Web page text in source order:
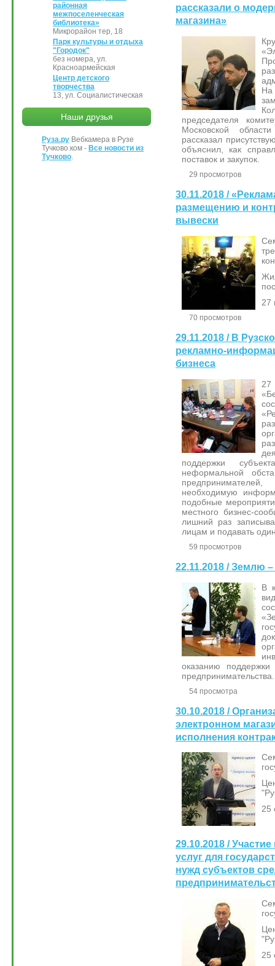
рассказали о
магазина»
председателя
Московской
рассказал
объяснил, как
поставок и закупок.
29 просмотров
30.11.2018 /
размещению и
вывески
27
70 просмотров
29.11.2018 / В
рекламно-
бизнеса
поддержки
неформальной
необходимую
подобные
местного бизнес-
лишний раз
лицам и подавать
59 просмотров
22.11.2018 / Землю
В
оказанию
предпринимательства.
54 просмотра
30.10.2018 /
электронном
исполнения
25
29.10.2018 /
услуг для
нужд субъектов
25
районная
межпоселенческая
библиотека»
Микрорайон тер, 18
Парк культуры и отдыха
"Городок"
без номера, ул.
Красноармейская
Центр детского
творчества
13, ул. Социалистическая
Наши друзья
Руза.ру Вебкамера в Рузе
Тучково.ком - Все новости из
Тучково.